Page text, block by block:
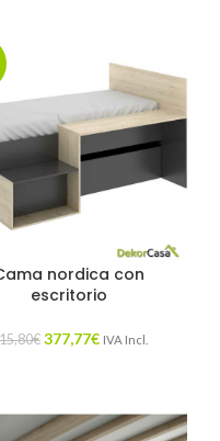
nordica con
escritorio
€ 377,77€ IVA Incl.